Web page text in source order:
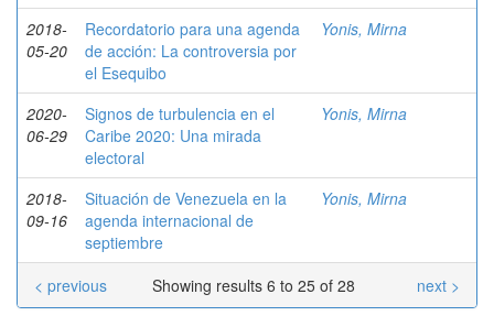
2018-
05-20
Recordatorio para una agenda
de acción: La controversia por
el Esequibo
Yonis, Mirna
2020-
06-29
Signos de turbulencia en el
Caribe 2020: Una mirada
electoral
Yonis, Mirna
2018-
09-16
Situación de Venezuela en la
agenda internacional de
septiembre
Yonis, Mirna
Showing results 6 to 25 of 28
< previous next >